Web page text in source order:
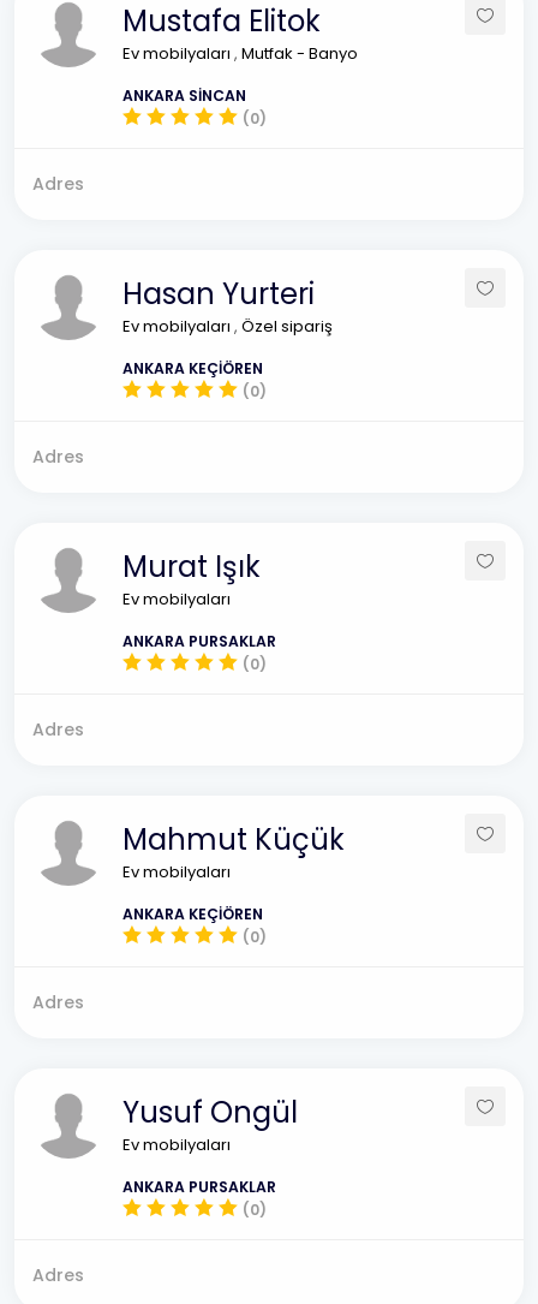
Mustafa Elitok
Ev mobilyaları , Mutfak - Banyo
ANKARA SİNCAN
(0)
Adres
Hasan Yurteri
Ev mobilyaları , Özel sipariş
ANKARA KEÇİÖREN
(0)
Adres
Murat Işık
Ev mobilyaları
ANKARA PURSAKLAR
(0)
Adres
Mahmut Küçük
Ev mobilyaları
ANKARA KEÇİÖREN
(0)
Adres
Yusuf Ongül
Ev mobilyaları
ANKARA PURSAKLAR
(0)
Adres